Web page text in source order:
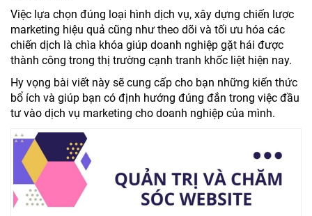
Việc lựa chọn đúng loại hình dịch vụ, xây dựng chiến lược
marketing hiệu quả cũng như theo dõi và tối ưu hóa các
chiến dịch là chìa khóa giúp doanh nghiệp gặt hái được
thành công trong thị trường cạnh tranh khốc liệt hiện nay.
Hy vọng bài viết này sẽ cung cấp cho bạn những kiến thức
bổ ích và giúp bạn có định hướng đúng đắn trong việc đầu
tư vào dịch vụ marketing cho doanh nghiệp của mình.